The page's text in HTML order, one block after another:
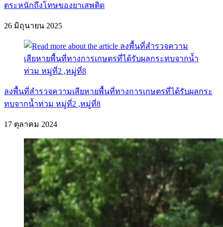
ตระหนักถึงโทษของยาเสพติด
26 มิถุนายน 2025
ลงพื้นที่สำรวจความเสียหายพื้นที่ทางการเกษตรที่ได้รับผลกระ
ทบจากน้ำท่วม หมู่ที่2 ,หมู่ที่8
17 ตุลาคม 2024